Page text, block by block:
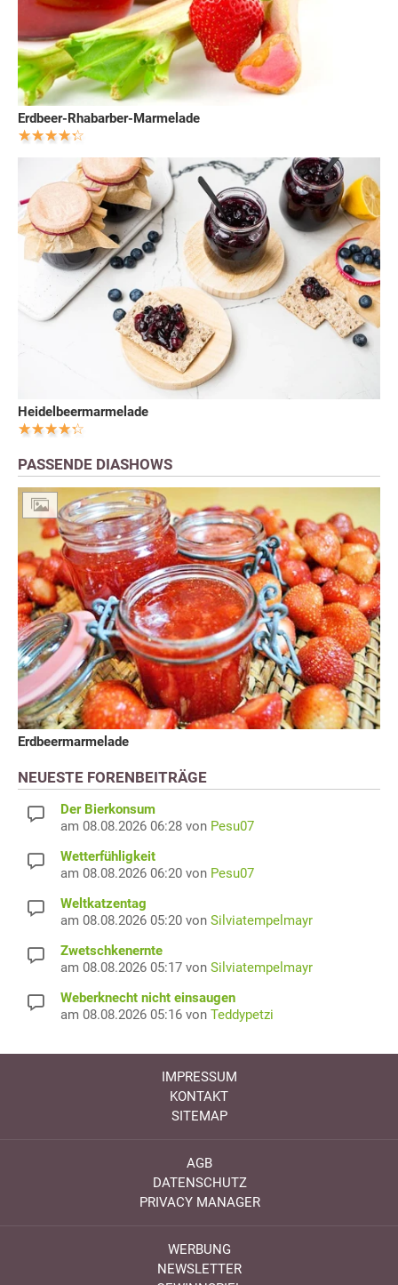
Erdbeer-Rhabarber-Marmelade
Heidelbeermarmelade
PASSENDE DIASHOWS
Erdbeermarmelade
NEUESTE FORENBEITRÄGE
Der Bierkonsum
am 08.08.2026 06:28 von Pesu07
Wetterfühligkeit
am 08.08.2026 06:20 von Pesu07
Weltkatzentag
am 08.08.2026 05:20 von Silviatempelmayr
Zwetschkenernte
am 08.08.2026 05:17 von Silviatempelmayr
Weberknecht nicht einsaugen
am 08.08.2026 05:16 von Teddypetzi
IMPRESSUM
KONTAKT
SITEMAP
AGB
DATENSCHUTZ
PRIVACY MANAGER
WERBUNG
NEWSLETTER